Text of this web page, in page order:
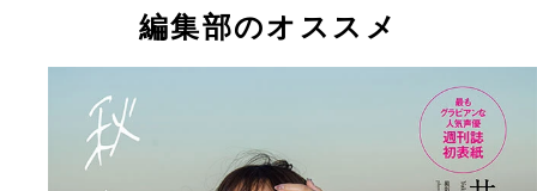
井口裕香デジタル写真集『秋空とエコー』より
井口裕香デジタル写真集『秋空とエコー』
編集部のオススメ